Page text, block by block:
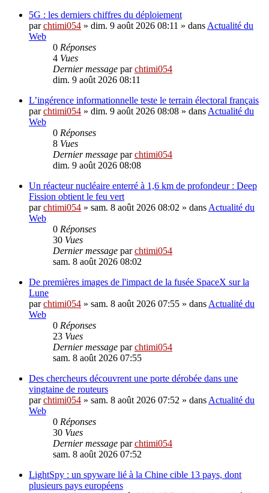
5G : les derniers chiffres du déploiement
parchtimi054 » dim. 9 août 2026 08:11 » dans Actualité du
Web
0 Réponses
4 Vues
Dernier message parchtimi054
dim. 9 août 2026 08:11
L’ingérence informationnelle teste le terrain électoral français
parchtimi054 » dim. 9 août 2026 08:08 » dans Actualité du
Web
0 Réponses
8 Vues
Dernier message parchtimi054
dim. 9 août 2026 08:08
Un réacteur nucléaire enterré à 1,6 km de profondeur : Deep
Fission obtient le feu vert
parchtimi054 » sam. 8 août 2026 08:02 » dans Actualité du
Web
0 Réponses
30 Vues
Dernier message parchtimi054
sam. 8 août 2026 08:02
De premières images de l'impact de la fusée SpaceX sur la
Lune
parchtimi054 » sam. 8 août 2026 07:55 » dans Actualité du
Web
0 Réponses
23 Vues
Dernier message parchtimi054
sam. 8 août 2026 07:55
Des chercheurs découvrent une porte dérobée dans une
vingtaine de routeurs
parchtimi054 » sam. 8 août 2026 07:52 » dans Actualité du
Web
0 Réponses
30 Vues
Dernier message parchtimi054
sam. 8 août 2026 07:52
LightSpy : un spyware lié à la Chine cible 13 pays, dont
plusieurs pays européens